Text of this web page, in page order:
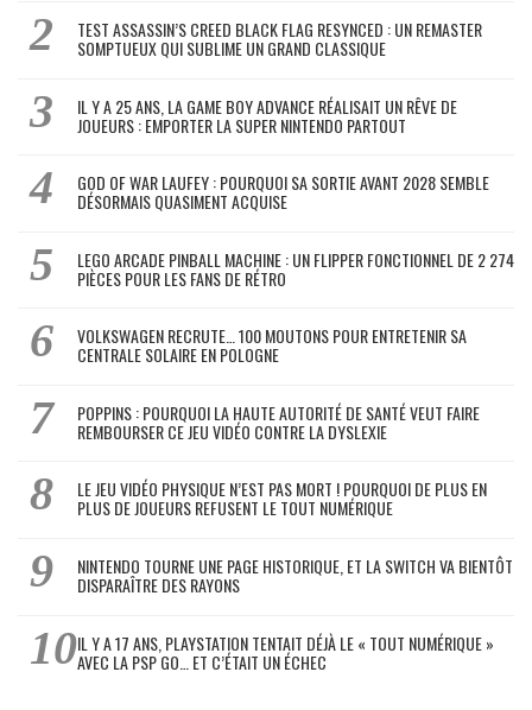
TEST ASSASSIN’S CREED BLACK FLAG RESYNCED : UN REMASTER
SOMPTUEUX QUI SUBLIME UN GRAND CLASSIQUE
IL Y A 25 ANS, LA GAME BOY ADVANCE RÉALISAIT UN RÊVE DE
JOUEURS : EMPORTER LA SUPER NINTENDO PARTOUT
GOD OF WAR LAUFEY : POURQUOI SA SORTIE AVANT 2028 SEMBLE
DÉSORMAIS QUASIMENT ACQUISE
LEGO ARCADE PINBALL MACHINE : UN FLIPPER FONCTIONNEL DE 2 274
PIÈCES POUR LES FANS DE RÉTRO
VOLKSWAGEN RECRUTE… 100 MOUTONS POUR ENTRETENIR SA
CENTRALE SOLAIRE EN POLOGNE
POPPINS : POURQUOI LA HAUTE AUTORITÉ DE SANTÉ VEUT FAIRE
REMBOURSER CE JEU VIDÉO CONTRE LA DYSLEXIE
LE JEU VIDÉO PHYSIQUE N’EST PAS MORT ! POURQUOI DE PLUS EN
PLUS DE JOUEURS REFUSENT LE TOUT NUMÉRIQUE
NINTENDO TOURNE UNE PAGE HISTORIQUE, ET LA SWITCH VA BIENTÔT
DISPARAÎTRE DES RAYONS
IL Y A 17 ANS, PLAYSTATION TENTAIT DÉJÀ LE « TOUT NUMÉRIQUE »
AVEC LA PSP GO… ET C’ÉTAIT UN ÉCHEC